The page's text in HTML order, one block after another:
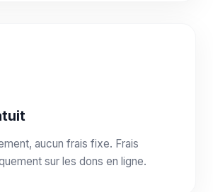
aucun frais fixe. Frais
sur les dons en ligne.